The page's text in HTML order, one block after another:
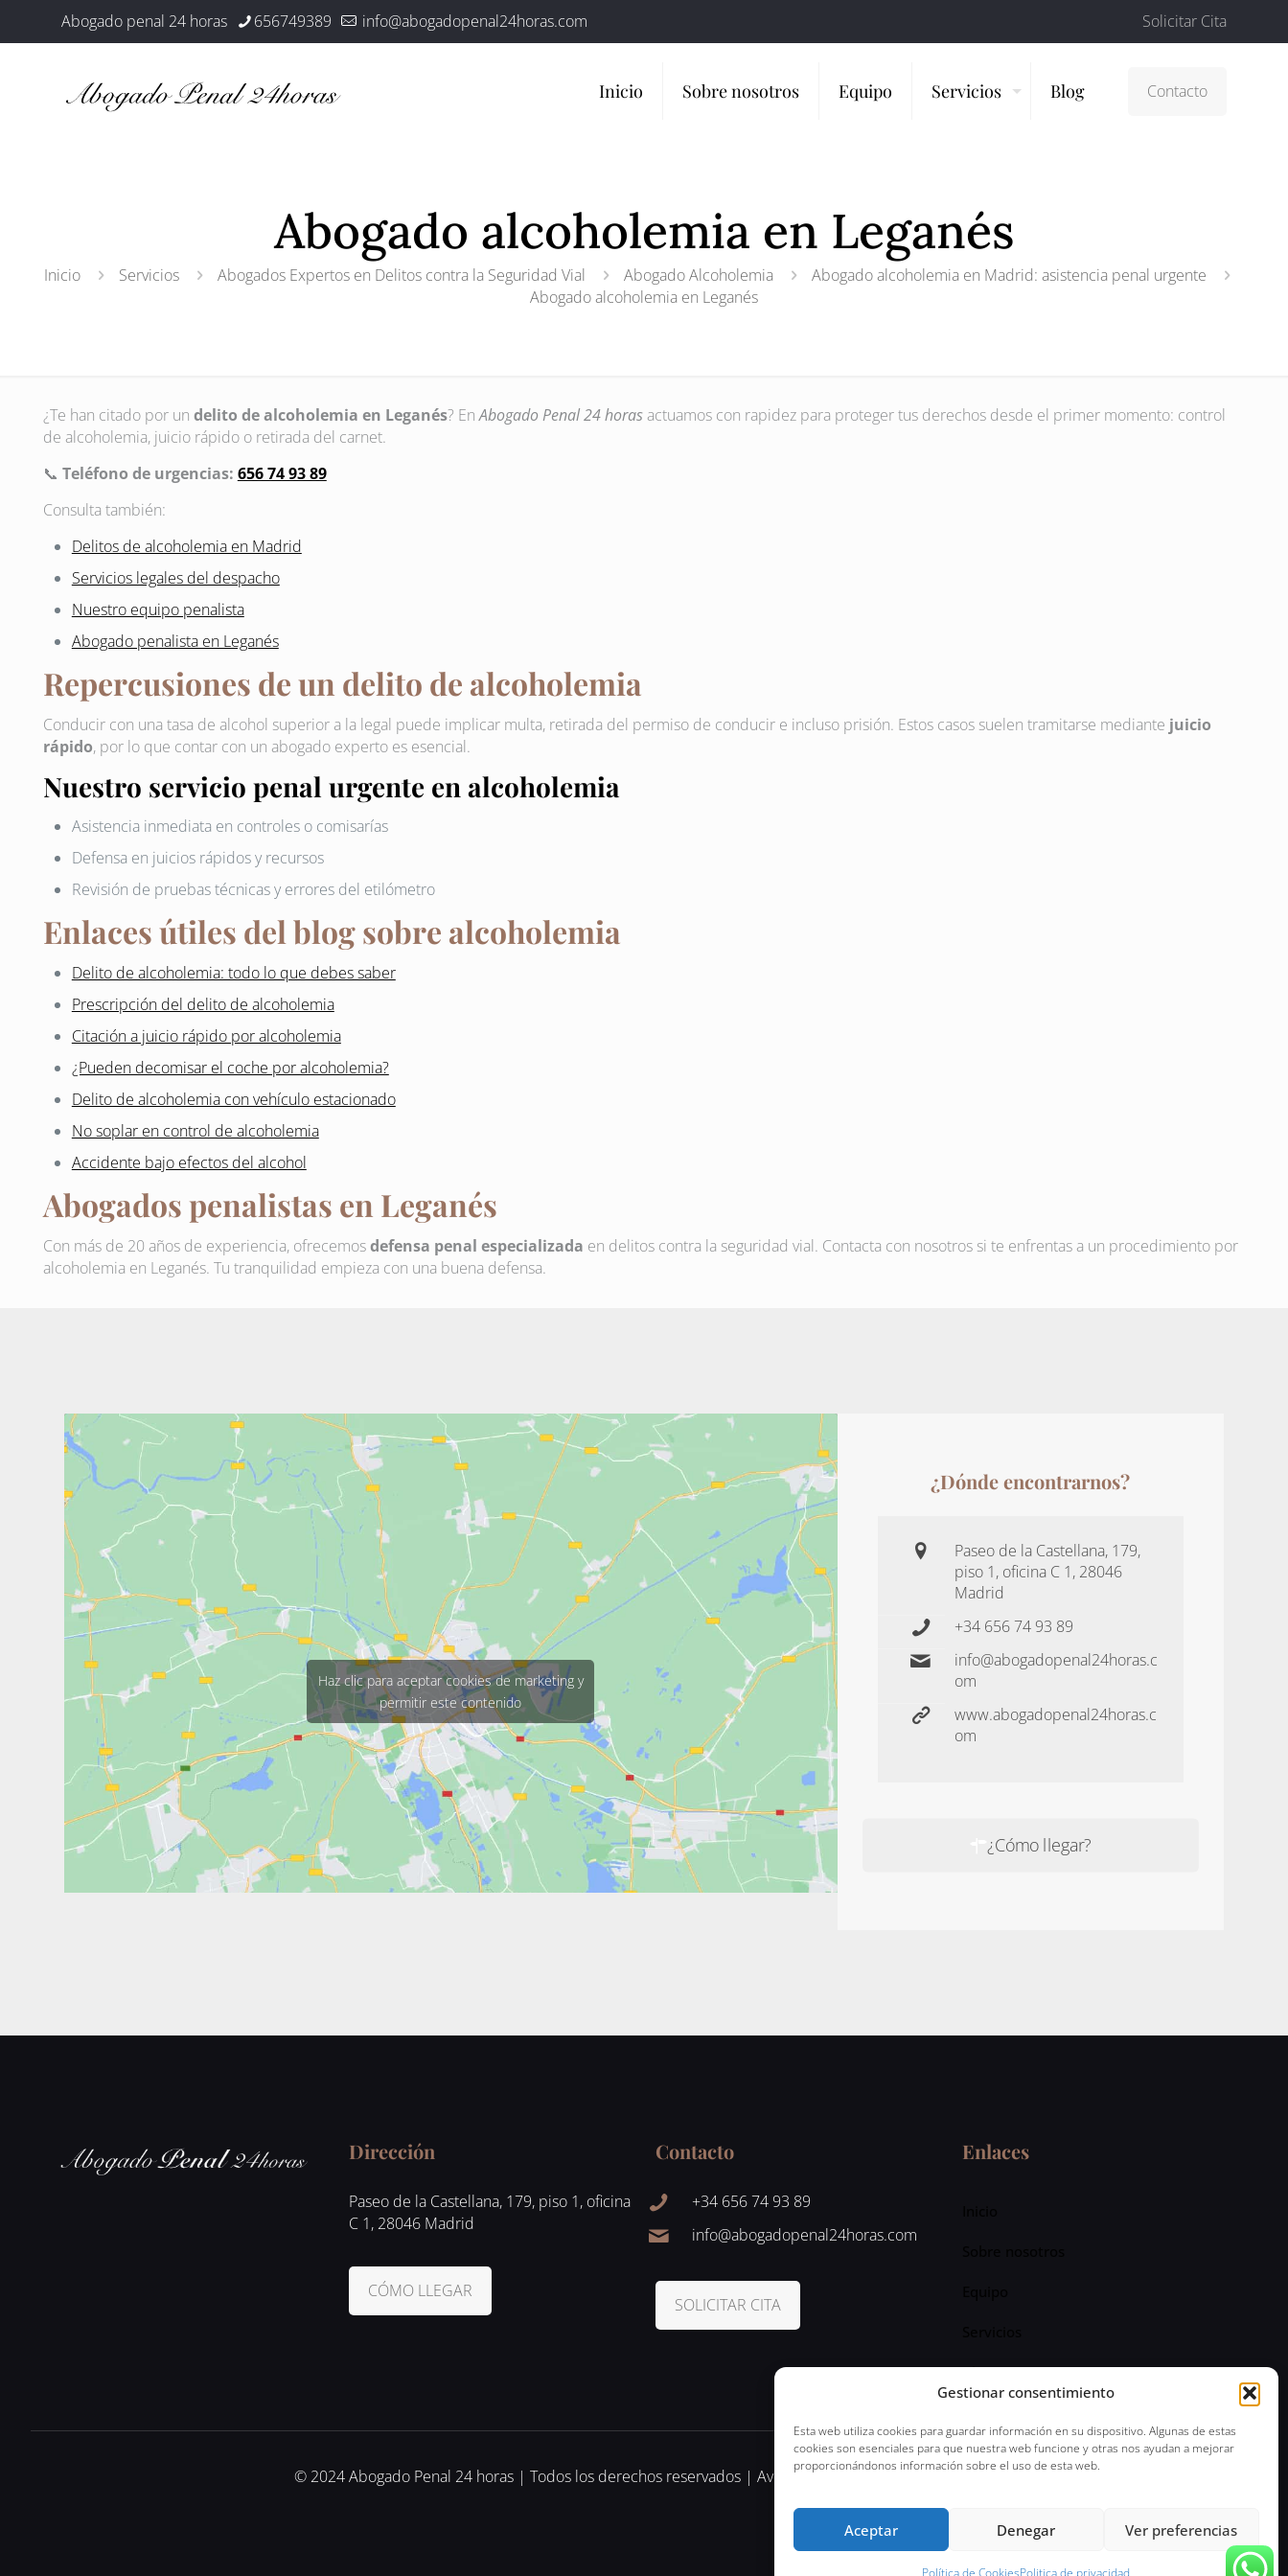
Gestionar consentimiento
Esta web utiliza cookies para guardar información en su dispositivo. Algunas de estas
cookies son esenciales para que nuestra web funcione y otras nos ayudan a mejorar
proporcionándonos información sobre el uso de esta web.
Aceptar Denegar Ver preferencias
Política de CookiesPolitica de privacidad
Abogado penal 24 horas 656749389 info@abogadopenal24horas.com Solicitar Cita
Inicio Sobre nosotros Equipo Servicios Blog Contacto
Abogado alcoholemia en Leganés
Inicio Servicios Abogados Expertos en Delitos contra la Seguridad Vial Abogado Alcoholemia
Abogado alcoholemia en Madrid: asistencia penal urgente
Abogado alcoholemia en Leganés
¿Te han citado por un delito de alcoholemia en Leganés? EnAbogado Penal 24 horasactuamos con rapidez para proteger tus derechos desde el primer momento: control
de alcoholemia, juicio rápido o retirada del carnet.
📞 Teléfono de urgencias: 656 74 93 89
Consulta también:
Delitos de alcoholemia en Madrid
Servicios legales del despacho
Nuestro equipo penalista
Abogado penalista en Leganés
Repercusiones de un delito de alcoholemia
Conducir con una tasa de alcohol superior a la legal puede implicar multa, retirada del permiso de conducir e incluso prisión. Estos casos suelen tramitarse mediante juicio
rápido, por lo que contar con un abogado experto es esencial.
Nuestro servicio penal urgente en alcoholemia
Asistencia inmediata en controles o comisarías
Defensa en juicios rápidos y recursos
Revisión de pruebas técnicas y errores del etilómetro
Enlaces útiles del blog sobre alcoholemia
Delito de alcoholemia: todo lo que debes saber
Prescripción del delito de alcoholemia
Citación a juicio rápido por alcoholemia
¿Pueden decomisar el coche por alcoholemia?
Delito de alcoholemia con vehículo estacionado
No soplar en control de alcoholemia
Accidente bajo efectos del alcohol
Abogados penalistas en Leganés
Con más de 20 años de experiencia, ofrecemosdefensa penal especializada en delitos contra la seguridad vial. Contacta con nosotros si te enfrentas a un procedimiento por
alcoholemia en Leganés. Tu tranquilidad empieza con una buena defensa.
Haz clic para aceptar cookies de marketing y
permitir este contenido
¿Dónde encontrarnos?
Paseo de la Castellana, 179,
piso 1, oficina C 1, 28046
Madrid
+34 656 74 93 89
info@abogadopenal24horas.c
om
www.abogadopenal24horas.c
om
¿Cómo llegar?
Dirección
Paseo de la Castellana, 179, piso 1, oficina
C 1, 28046 Madrid
CÓMO LLEGAR
Contacto
+34 656 74 93 89
info@abogadopenal24horas.com
SOLICITAR CITA
Enlaces
Blog
© 2024 Abogado Penal 24 horas | Todos los derechos reservados | Aviso Legal | Política de Privacidad